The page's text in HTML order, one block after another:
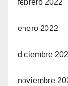
febrero 2022
enero 2022
diciembre
noviembre